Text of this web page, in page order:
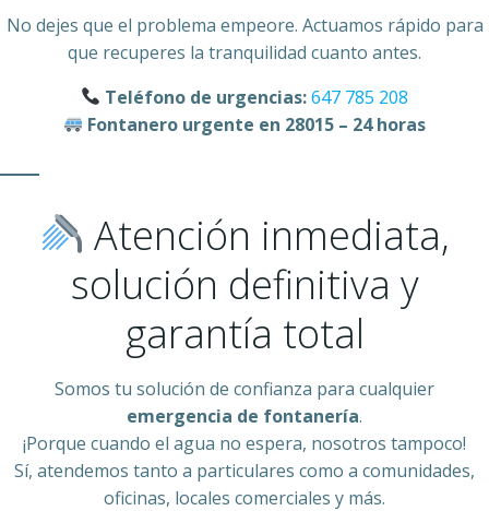
No dejes que el problema empeore. Actuamos rápido para
que recuperes la tranquilidad cuanto antes.
Teléfono de urgencias:647 785 208
Fontanero urgente en 28015 – 24 horas
Atención inmediata,
solución definitiva y
garantía total
Somos tu solución de confianza para cualquier
emergencia de fontanería.
¡Porque cuando el agua no espera, nosotros tampoco!
Sí, atendemos tanto a particulares como a comunidades,
oficinas, locales comerciales y más.